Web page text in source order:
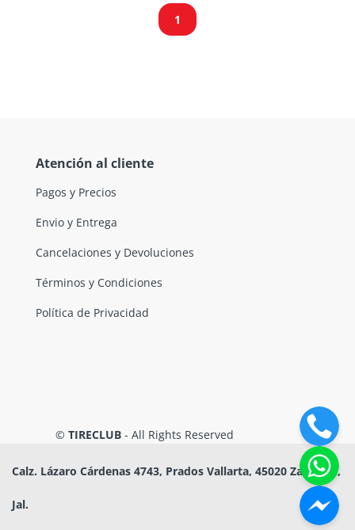
1
Atención al cliente
Pagos y Precios
Envio y Entrega
Cancelaciones y Devoluciones
Términos y Condiciones
Política de Privacidad
© TIRECLUB - All Rights Reserved
Calz. Lázaro Cárdenas 4743, Prados Vallarta, 45020 Zapopan,
Jal.